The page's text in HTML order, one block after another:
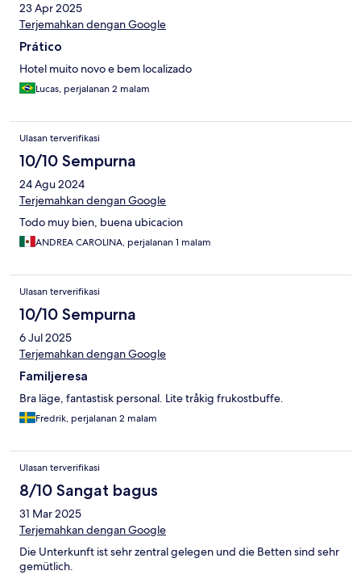
23 Apr 2025
Terjemahkan dengan Google
Prático
Hotel muito novo e bem localizado
Lucas, perjalanan 2 malam
Ulasan terverifikasi
10/10 Sempurna
24 Agu 2024
Terjemahkan dengan Google
Todo muy bien, buena ubicacion
ANDREA CAROLINA, perjalanan 1 malam
Ulasan terverifikasi
10/10 Sempurna
6 Jul 2025
Terjemahkan dengan Google
Familjeresa
Bra läge, fantastisk personal. Lite tråkig frukostbuffe.
Fredrik, perjalanan 2 malam
Ulasan terverifikasi
8/10 Sangat bagus
31 Mar 2025
Terjemahkan dengan Google
Die Unterkunft ist sehr zentral gelegen und die Betten sind sehr
gemütlich.